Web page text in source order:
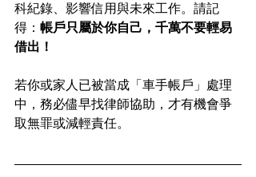
科紀錄、影響信用與未來工作。請記
得： 帳戶只屬於你自己，千萬不要輕易
借出！
若你或家人已被當成「車手帳戶」處理
中，務必儘早找律師協助，才有機會爭
取無罪或減輕責任。